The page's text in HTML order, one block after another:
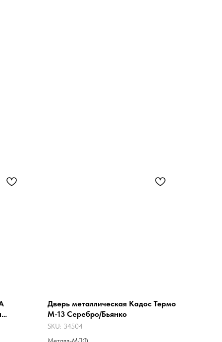
Дверь металлическая Кадос Термо
М-13 Серебро/Бьянко
SKU: 34504